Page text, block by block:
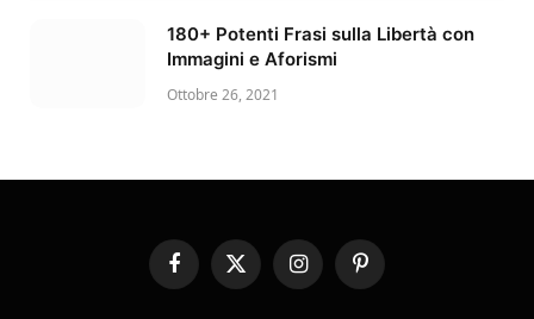
180+ Potenti Frasi sulla Libertà con
Immagini e Aforismi
Ottobre 26, 2021
Facebook
X
(Twitter)
InstagramPinterest